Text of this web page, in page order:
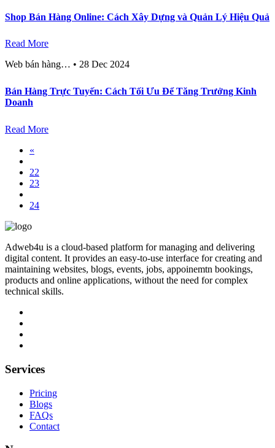
Shop Bán Hàng Online: Cách Xây Dựng và Quản Lý Hiệu Quả
Read More
Web bán hàng… • 28 Dec 2024
Bán Hàng Trực Tuyến: Cách Tối Ưu Để Tăng Trưởng Kinh
Doanh
Read More
«
22
23
24
Adweb4u is a cloud-based platform for managing and delivering
digital content. It provides an easy-to-use interface for creating and
maintaining websites, blogs, events, jobs, appoinemtn bookings,
products and online applications, without the need for complex
technical skills.
Services
Pricing
Blogs
FAQs
Contact